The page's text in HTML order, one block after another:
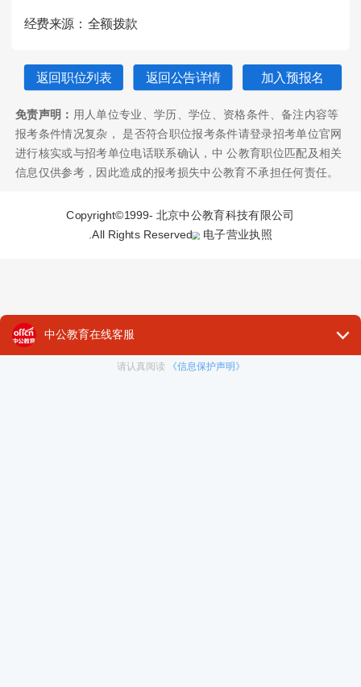
经费来源： 全额拨款
返回职位列表 返回公告详情 加入预报名
免责声明： 用人单位专业、学历、学位、资格条件、备注内容等
报考条件情况复杂， 是否符合职位报考条件请登录招考单位官网
进行核实或与招考单位电话联系确认，中 公教育职位匹配及相关
信息仅供参考，因此造成的报考损失中公教育不承担任何责任。
Copyright©1999- 北京中公教育科技有限公司
.All Rights Reserved 电子营业执照